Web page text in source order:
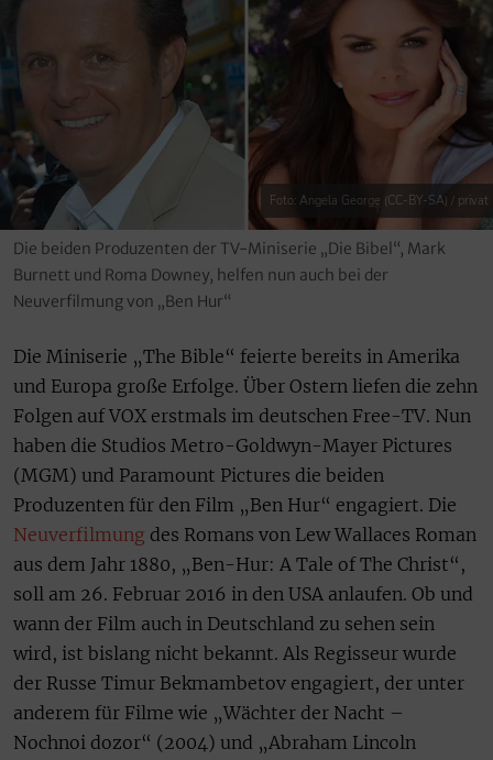
Foto: Angela George (CC-BY-SA) / privat
Die beiden Produzenten der TV-Miniserie „Die Bibel“, Mark
Burnett und Roma Downey, helfen nun auch bei der
Neuverfilmung von „Ben Hur“
Die Miniserie „The Bible“ feierte bereits in Amerika
und Europa große Erfolge. Über Ostern liefen die zehn
Folgen auf VOX erstmals im deutschen Free-TV. Nun
haben die Studios Metro-Goldwyn-Mayer Pictures
(MGM) und Paramount Pictures die beiden
Produzenten für den Film „Ben Hur“ engagiert. Die
Neuverfilmung des Romans von Lew Wallaces Roman
aus dem Jahr 1880, „Ben-Hur: A Tale of The Christ“,
soll am 26. Februar 2016 in den USA anlaufen. Ob und
wann der Film auch in Deutschland zu sehen sein
wird, ist bislang nicht bekannt. Als Regisseur wurde
der Russe Timur Bekmambetov engagiert, der unter
anderem für Filme wie „Wächter der Nacht –
Nochnoi dozor“ (2004) und „Abraham Lincoln